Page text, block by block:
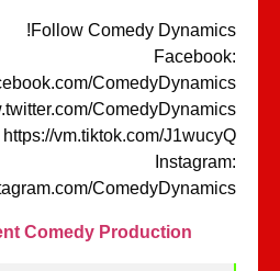
Follow Comedy
www.twitter.com/
TikTok: https://vm.tiktok.com/
Comedy Production